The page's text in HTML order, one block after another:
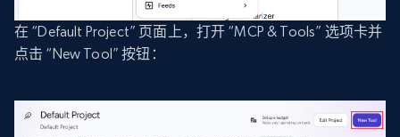
在 “Default Project” 页面上，打开 “MCP & Tools” 选项卡并
点击 “New Tool” 按钮：